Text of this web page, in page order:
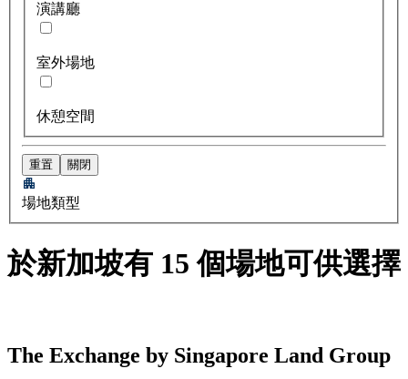
演講廳
室外場地
休憩空間
重置 關閉
場地類型
於新加坡有 15 個場地可供選擇
The Exchange by Singapore Land Group